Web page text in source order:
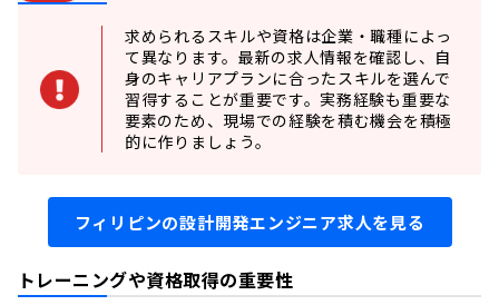
求められるスキルや資格は企業・職種によっ
て異なります。最新の求人情報を確認し、自
身のキャリアプランに合ったスキルを選んで
習得することが重要です。実務経験も重要な
要素のため、現場での経験を積む機会を積極
的に作りましょう。
フィリピンの設計開発エンジニア求人を見る
トレーニングや資格取得の重要性